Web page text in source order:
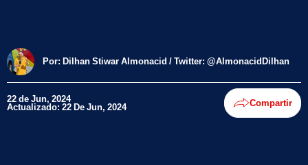
Por: Dilhan Stiwar Almonacid / Twitter: @AlmonacidDilhan
22 de Jun, 2024
Actualizado: 22 De Jun, 2024 Compartir